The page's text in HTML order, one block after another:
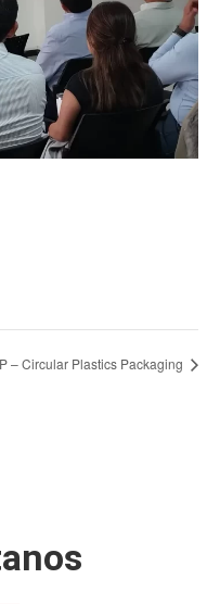
– Circular Plastics Packaging